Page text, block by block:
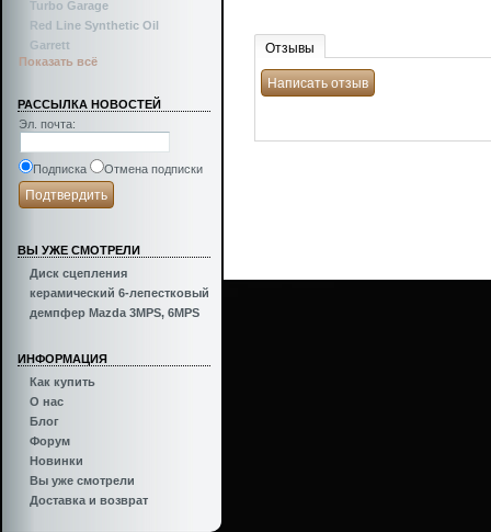
Turbo Garage
Red Line Synthetic Oil
Garrett
Показать всё
РАССЫЛКА НОВОСТЕЙ
Эл. почта:
Подписка Отмена подписки
ВЫ УЖЕ СМОТРЕЛИ
Диск сцепления
керамический 6-лепестковый
демпфер Mazda 3MPS, 6MPS
ИНФОРМАЦИЯ
Как купить
О нас
Блог
Форум
Новинки
Вы уже смотрели
Доставка и возврат
Отзывы